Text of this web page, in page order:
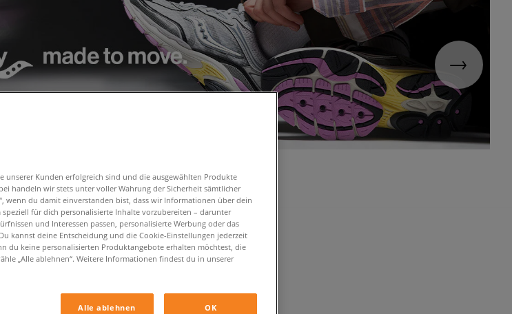
SAUCONY
Farbe
unserer Kunden erfolgreich sind und die ausgewählten Produkte
handeln wir stets unter voller Wahrung der Sicherheit sämtlicher
wenn du damit einverstanden bist, dass wir Informationen über dein
für dich personalisierte Inhalte vorzubereiten – darunter
und Interessen passen, personalisierte Werbung oder das
kannst deine Entscheidung und die Cookie-Einstellungen jederzeit
du keine personalisierten Produktangebote erhalten möchtest, die
„Alle ablehnen“. Weitere Informationen findest du in unserer
Alle ablehnen OK